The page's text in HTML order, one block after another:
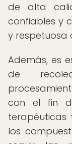
de alta
confiables y
y respetuosa
Además, es
de
con el fin
terapéuticas
los